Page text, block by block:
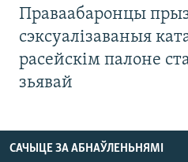
Праваабаронцы
сэксуалізаваныя
расейскім палоне
зьявай
САЧЫЦЕ ЗА АБНАЎЛЕНЬНЯМІ